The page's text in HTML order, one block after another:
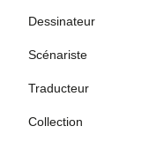
Dessinateur
Scénariste
Traducteur
Collection